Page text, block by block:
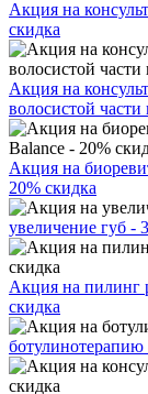
Акция на
скидка
Акция на
волосистой части
Акция на
20% скидка
увеличение губ -
Акция на пилинг
скидка
ботулинотерапию